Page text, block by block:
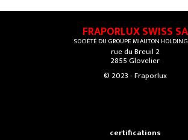
FRAPORLUX SWISS SA
SOCIÉTÉ DU GROUPE MIAUTON
rue du Breuil 2
2855 Glovelier
© 2023 - Fraporlux
certifications